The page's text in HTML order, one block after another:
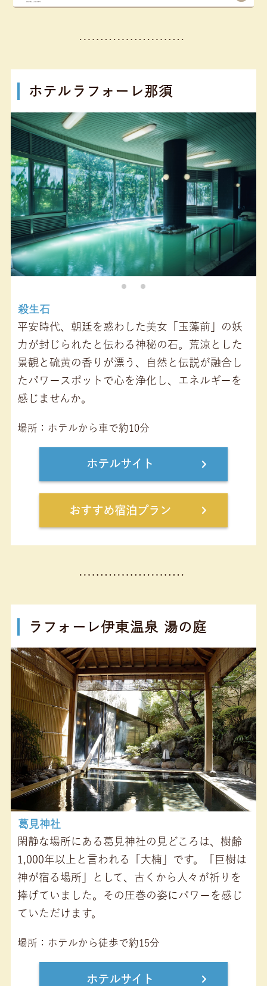
ホテルラフォーレ那須
殺生石
平安時代、朝廷を惑わした美女「玉藻前」の妖
力が封じられたと伝わる神秘の石。荒涼とした
景観と硫黄の香りが漂う、自然と伝説が融合し
たパワースポットで心を浄化し、エネルギーを
感じませんか。
場所 ホテルから車で約10分
ホテルサイト
おすすめ宿泊プラン
ラフォーレ伊東温泉 湯の庭
葛見神社
閑静な場所にある葛見神社の見どころは、樹齢
1,000年以上と言われる「大楠」です。「巨樹は
神が宿る場所」として、古くから人々が祈りを
捧げていました。その圧巻の姿にパワーを感じ
ていただけます。
場所 ホテルから徒歩で約15分
ホテルサイト